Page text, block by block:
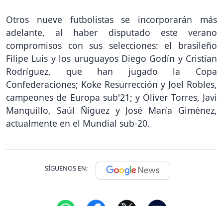
Otros nueve futbolistas se incorporarán más
adelante, al haber disputado este verano
compromisos con sus selecciones: el brasileño
Filipe Luis y los uruguayos Diego Godín y Cristian
Rodríguez, que han jugado la Copa
Confederaciones; Koke Resurrección y Joel Robles,
campeones de Europa sub'21; y Oliver Torres, Javi
Manquillo, Saúl Ñíguez y José María Giménez,
actualmente en el Mundial sub-20.
SÍGUENOS EN: